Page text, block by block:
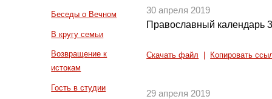
Беседы о Вечном
В кругу семьи
Возвращение к
истокам
Гость в студии
30 апреля 2019
Православный календарь
Скачать файл Копировать
29 апреля 2019